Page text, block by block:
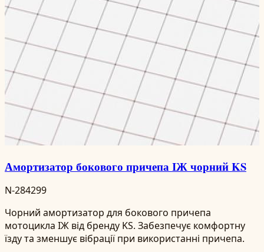
Амортизатор бокового причепа ІЖ чорний KS
N-284299
Чорний амортизатор для бокового причепа
мотоцикла ІЖ від бренду KS. Забезпечує комфортну
їзду та зменшує вібрації при використанні причепа.